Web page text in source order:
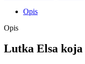
Opis
Opis
Lutka Elsa